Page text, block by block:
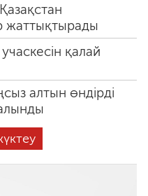
жаттықтырады
қалай
алтын өндірді